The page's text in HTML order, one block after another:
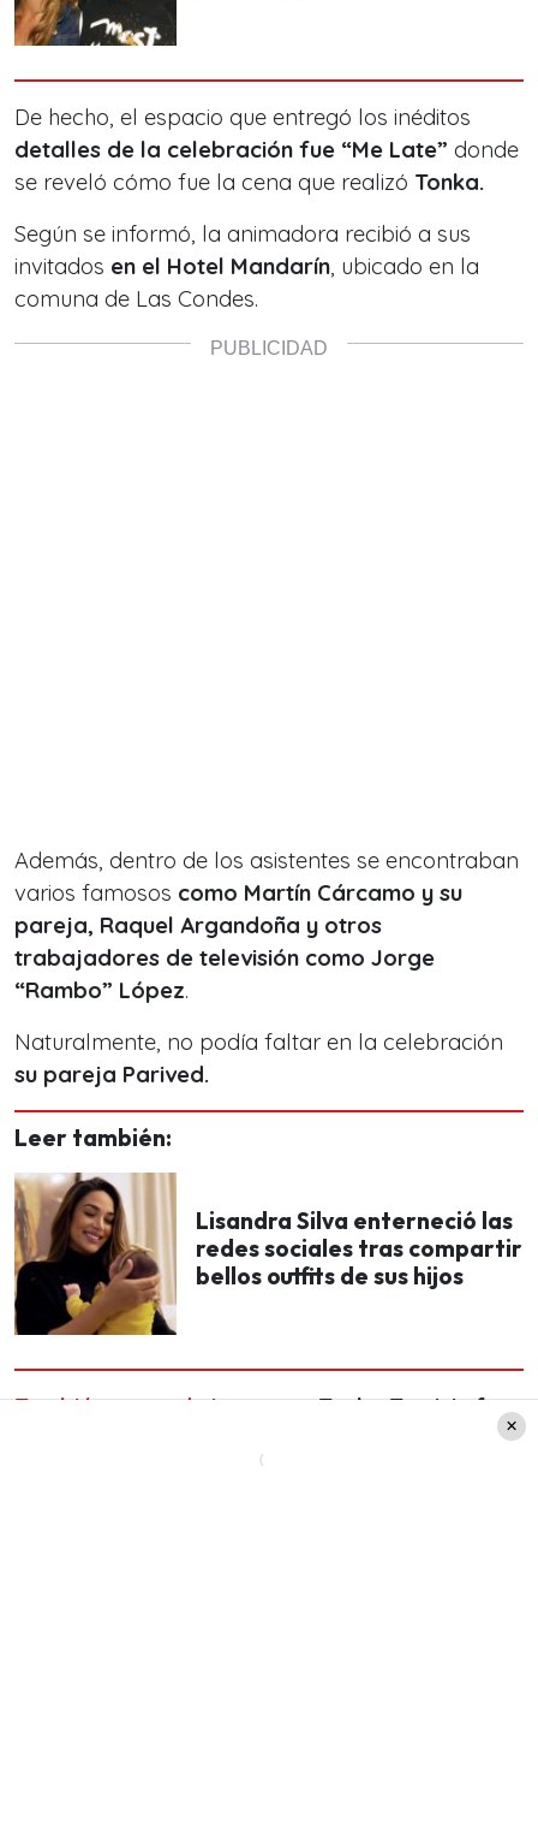
De hecho, el espacio que entregó los inéditos
detalles de la celebración fue “Me Late” donde
se reveló cómo fue la cena que realizó Tonka.
Según se informó, la animadora recibió a sus
invitados en el Hotel Mandarín, ubicado en la
comuna de Las Condes.
Además, dentro de los asistentes se encontraban
varios famosos como Martín Cárcamo y su
pareja, Raquel Argandoña y otros
trabajadores de televisión como Jorge
“Rambo” López.
Naturalmente, no podía faltar en la celebración
su pareja Parived.
Leer también:
Lisandra Silva enterneció las
redes sociales tras compartir
bellos outfits de sus hijos
También te puede interesar: Tonka Tomicic fue
censurada en Instagram tras subir fotografía:
«En rigor no muestra nada, solo piel»